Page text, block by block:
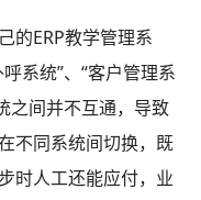
的ERP教学管理系
系统”、“客户管理系
之间并不互通，导致
不同系统间切换，既
时人工还能应付，业